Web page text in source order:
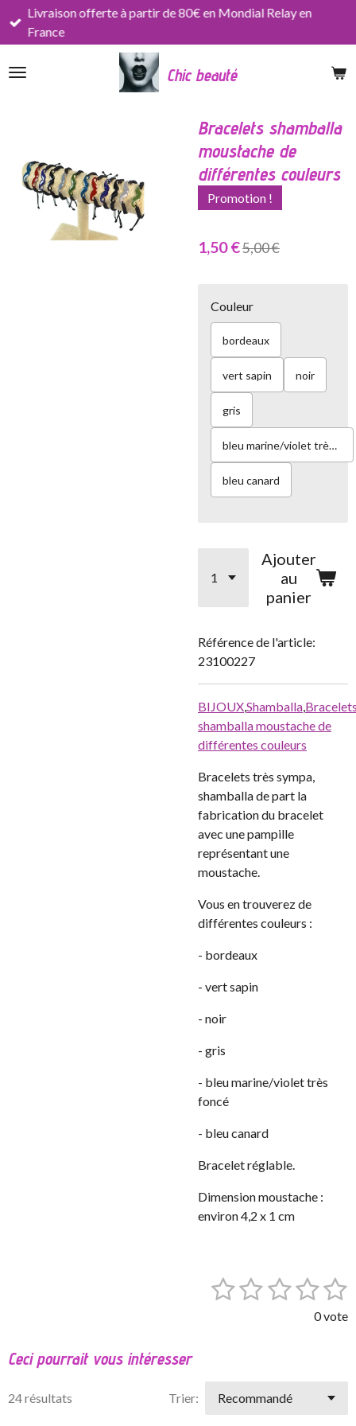
Passer
principal
Chic beauté
Livraison offerte à partir de 80€ en Mondial Relay en
France
Bracelets shamballa
moustache de
différentes couleurs
Promotion !
1,50 €5,00 €
Couleur
bordeaux
vert sapin noir
gris
bleu marine/violet très foncé
bleu canard
Ajouter
au
panier
Référence de l'article:
23100227
BIJOUX,Shamballa,
shamballa moustache de
différentes couleurs
Bracelets très sympa,
shamballa de part la
fabrication du bracelet
avec une pampille
représentant une
moustache.
Vous en trouverez de
différentes couleurs :
- bordeaux
- vert sapin
- noir
- gris
- bleu marine/violet très
foncé
- bleu canard
Bracelet réglable.
Dimension moustache :
environ 4,2 x 1 cm
u
t
1 2
i
3
i
4 5
é
i
v
0 vote
Ceci pourrait vous intéresser
24 résultats Trier: